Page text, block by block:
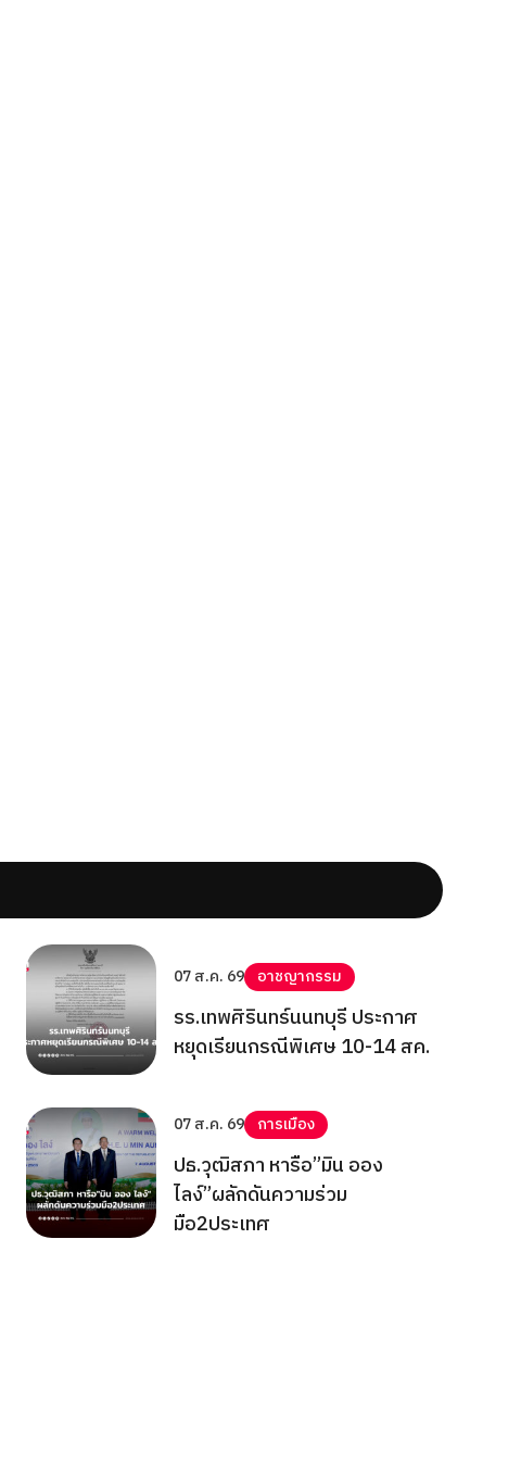
07 ส.ค. 69 อาชญากรรม
รร.เทพศิรินทร์นนทบุรี ประกาศ
หยุดเรียนกรณีพิเศษ 10-14 สค.
07 ส.ค. 69 การเมือง
ปธ.วุฒิสภา หารือ”มิน ออง
ไลง์”ผลักดันความร่วม
มือ2ประเทศ